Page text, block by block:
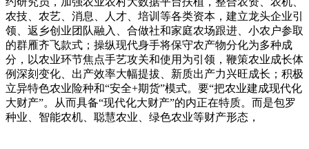
农技、农艺、消息、人才、培训等各类资本，建立龙头企业引
领、返乡创业团队融入、合做社和家庭农场跟进、小农户参取
的群雁齐飞款式；操纵现代身手将保守农产物分化为多种成
分，以农业环节焦点手艺攻关和使用为引领，鞭策农业成长体
例深刻变化、出产效率大幅提拔、新质出产力兴旺成长；积极
立异特色农业险种和“安全+期货”模式。要“把农业建成现代化
大财产”。从而具备“现代化大财产”的内正在特质。而是包罗
种业、智能农机、聪慧农业、绿色农业等财产形态，